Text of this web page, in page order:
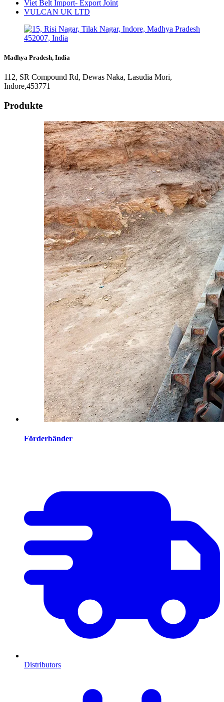
Viet Belt Import- Export Joint
VULCAN UK LTD
Madhya Pradesh, India
112, SR Compound Rd, Dewas Naka, Lasudia Mori,
Indore,453771
Produkte
Förderbänder
Distributors